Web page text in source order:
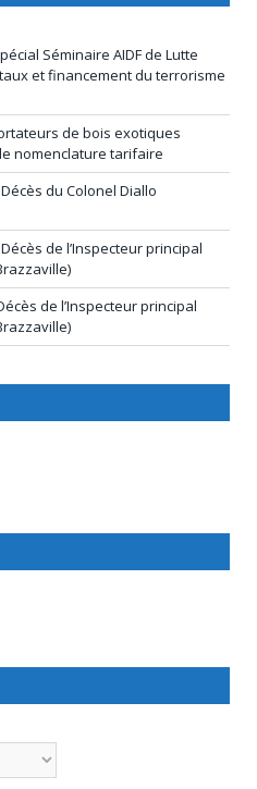
Séminaire AIDF de Lutte
et financement du terrorisme
de bois exotiques
nomenclature tarifaire
Décès du Colonel Diallo
Décès de l’Inspecteur principal
de l’Inspecteur principal